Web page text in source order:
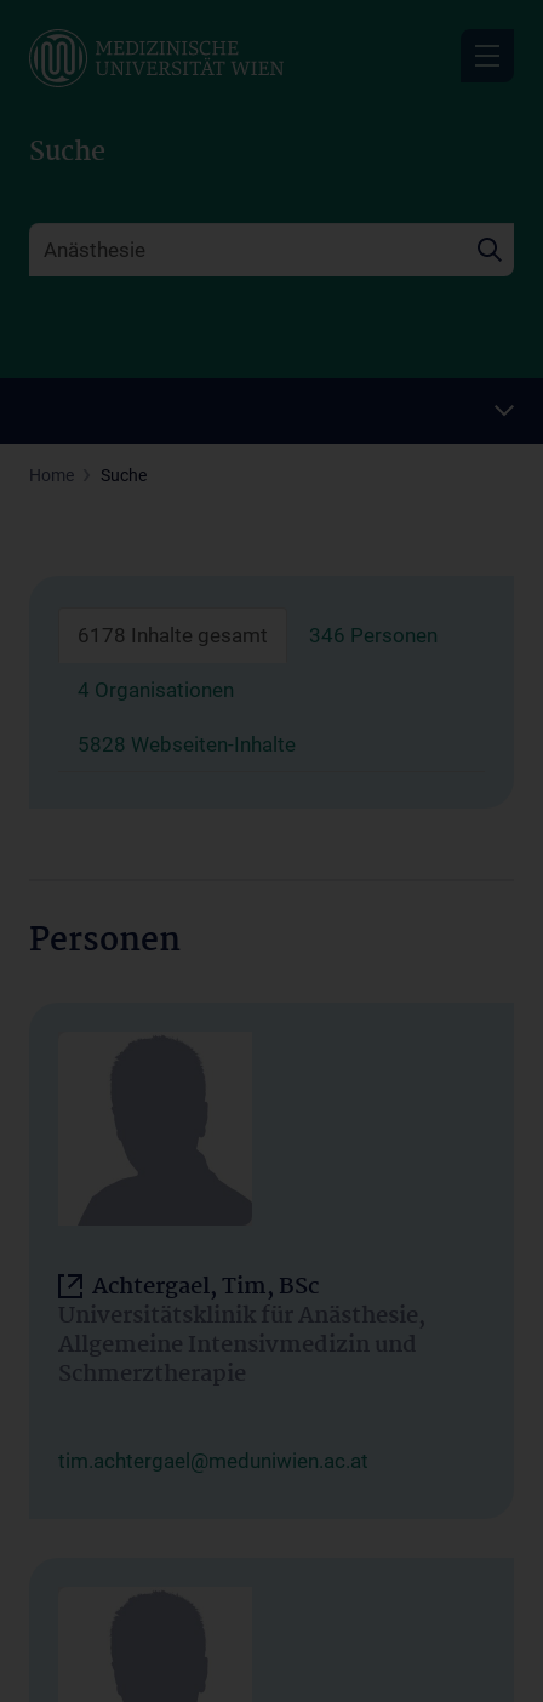
main
Suche
Home Suche
6178 Inhalte gesamt 346 Personen
4 Organisationen
5828 Webseiten-Inhalte
Personen
Achtergael, Tim, BSc
Universitätsklinik für Anästhesie,
Allgemeine Intensivmedizin und
Schmerztherapie
tim.achtergael@meduniwien.ac.at